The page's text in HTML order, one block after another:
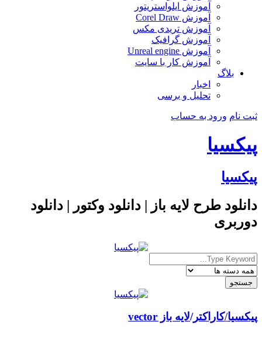
آموزش ایلواستریتور
آموزش Corel Draw
آموزش تریدی مکس
آموزش گرافیک
آموزش Unreal engine
آموزش کار با سایت
بلاگ
اخبار
تحلیل و برسی
ثبت نام ورود به حساب
پیکسیا
پیکسیا
دانلود طرح لایه باز | دانلود وکتور | دانلود
دوربری
پیکسیا/ لایه باز vector کاراکتر